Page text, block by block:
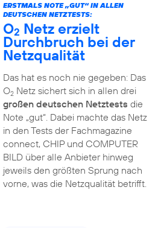
ERSTMALS NOTE „GUT“ IN ALLEN
DEUTSCHEN NETZTESTS:
O2 Netz erzielt
Durchbruch bei der
Netzqualität
Das hat es noch nie gegeben: Das
O2Netz sichert sich in allen drei
großen deutschen Netztests die
Note „gut“. Dabei machte das Netz
in den Tests der Fachmagazine
connect, CHIP und COMPUTER
BILD über alle Anbieter hinweg
jeweils den größten Sprung nach
vorne, was die Netzqualität betrifft.